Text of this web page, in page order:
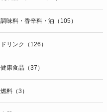
調味料・香辛料・油（105）
ドリンク（126）
健康食品（37）
燃料（3）